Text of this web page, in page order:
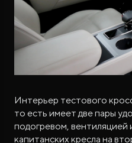
Интерьер тестового
то есть имеет две пары
подогревом, вентиляцией
капитанских кресла на